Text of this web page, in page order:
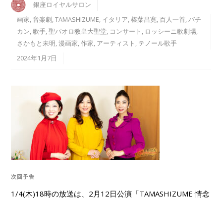
銀座ロイヤルサロン
画家,音楽劇,TAMASHIZUME, イタリア,榛葉昌寛,百人一首,バチ
カン,歌手,聖パオロ教皇大聖堂, コンサート , ロッシーニ歌劇場,
さかもと未明,漫画家,作家, アーティスト , テノール歌手
2024年1月7日
次回予告
1/4(木)18時の放送は、2月12日公演「TAMASHIZUME 情念